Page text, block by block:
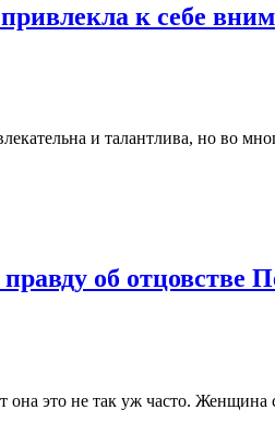
к себе
и талантлива, но во
об отцовстве
это не так уж часто. Женщина